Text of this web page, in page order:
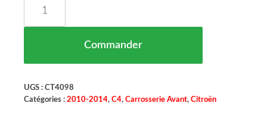
Commander
UGS : CT4098
Catégories : 2010-2014, C4, Carrosserie Avant, Citroën